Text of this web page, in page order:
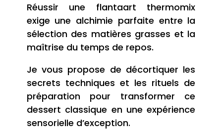
Réussir une flantaart thermomix
exige une alchimie parfaite entre la
sélection des matières grasses et la
maîtrise du temps de repos.
Je vous propose de décortiquer les
secrets techniques et les rituels de
préparation pour transformer ce
dessert classique en une expérience
sensorielle d’exception.